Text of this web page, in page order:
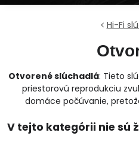
Hi-Fi
Otvorené slúchadlá: Tieto
priestorovú reprodukciu
domáce počúvanie,